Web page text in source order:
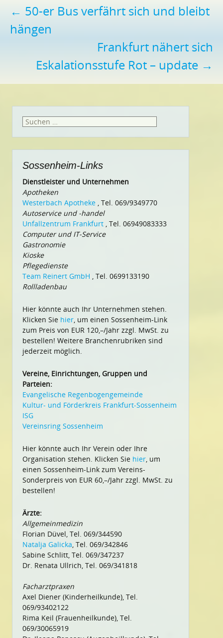
Beitragsnavigation
← 50-er Bus verfährt sich und bleibt
hängen
Frankfurt nähert sich
Eskalationsstufe Rot – update →
Suchen
Sossenheim-Links
Dienstleister und Unternehmen
Apotheken
Westerbach Apotheke , Tel. 069/9349770
Autoservice und -handel
Unfallzentrum Frankfurt , Tel. 06949083333
Computer und IT-Service
Gastronomie
Kioske
Pflegedienste
Team Reinert GmbH , Tel. 0699133190
Rollladenbau
Hier könnte auch Ihr Unternehmen stehen.
Klicken Sie hier, um einen Sossenheim-Link
zum Preis von EUR 120,–/Jahr zzgl. MwSt. zu
bestellen! Weitere Branchenrubriken sind
jederzeit möglich.
Vereine, Einrichtungen, Gruppen und
Parteien:
Evangelische Regenbogengemeinde
Kultur- und Förderkreis Frankfurt-Sossenheim
ISG
Vereinsring Sossenheim
Hier könnte auch Ihr Verein oder Ihre
Organisation stehen. Klicken Sie hier, um
einen Sossenheim-Link zum Vereins-
Sonderpreis von EUR 60,–/Jahr zzgl. MwSt. zu
bestellen!
Ärzte:
Allgemeinmedizin
Florian Düvel, Tel. 069/344590
Natalja Galicka, Tel. 069/342846
Sabine Schlitt, Tel. 069/347237
Dr. Renata Ullrich, Tel. 069/341818
Facharztpraxen
Axel Diener (Kinderheilkunde), Tel.
069/93402122
Rima Keil (Frauenheilkunde), Tel.
069/30065919